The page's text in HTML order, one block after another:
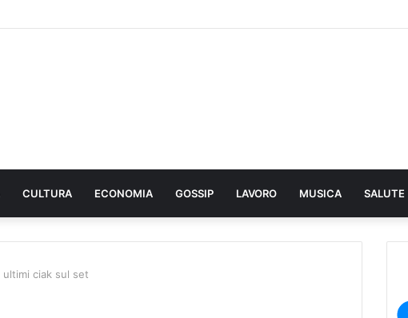
CULTURA ECONOMIA GOSSIP LAVORO MUSICA SALUTE
ultimi ciak sul set